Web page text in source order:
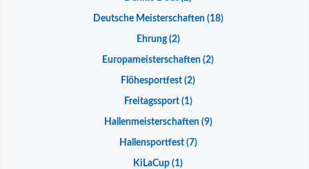
Deutsche Meisterschaften(18)
Ehrung(2)
Europameisterschaften (2)
Flöhesportfest (2)
Freitagssport(1)
Hallenmeisterschaften(9)
Hallensportfest(7)
KiLaCup (1)